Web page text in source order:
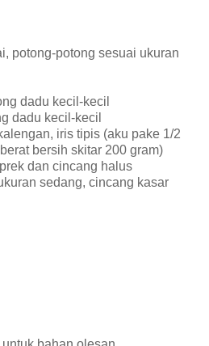
potong-potong sesuai ukuran
dadu kecil-kecil
dadu kecil-kecil
iris tipis (aku pake 1/2
bersih skitar 200 gram)
dan cincang halus
sedang, cincang kasar